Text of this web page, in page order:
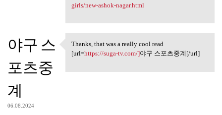
girls/new-ashok-nagar.html
야구 스
포츠중
계
06.08.2024
Thanks, that was a really
Thanks, that was a really cool read
[url=https://suga-tv.com/]야구 스포츠중계[/url]